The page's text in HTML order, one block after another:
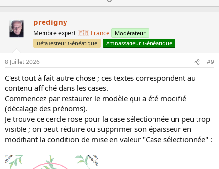
p
o
t
e
o
n
v
o
t
e
predigny
Membre expert 🇫🇷 France
Modérateur
BétaTesteur Généatique
Ambassadeur Généatique
8 Juillet 2026 #9
C'est tout à fait autre chose ; ces textes correspondent au
contenu affiché dans les cases.
Commencez par restaurer le modèle qui a été modifié
(décalage des prénoms).
Je trouve ce cercle rose pour la case sélectionnée un peu trop
visible ; on peut réduire ou supprimer son épaisseur en
modifiant la condition de mise en valeur "Case sélectionnée" :